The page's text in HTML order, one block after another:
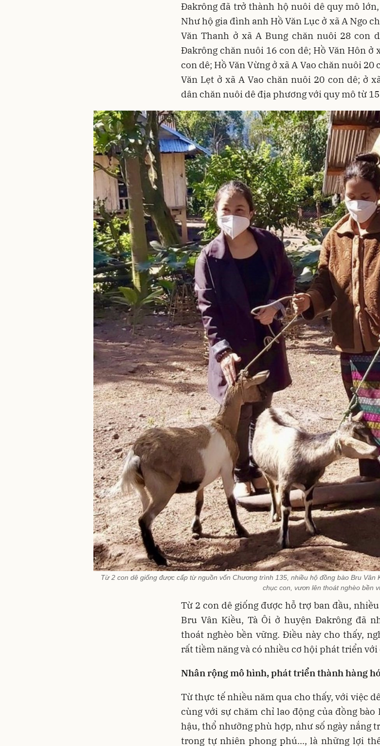
Đakrông đã trở thành hộ nuôi dê quy mô
Như hộ gia đình anh Hồ Văn Lục ở xã A Ngo
Văn Thanh ở xã A Bung chăn nuôi 28 con
Đakrông chăn nuôi 16 con dê; Hồ Văn Hôn ở
con dê; Hồ Văn Vừng ở xã A Vao chăn nuôi 20
Văn Lẹt ở xã A Vao chăn nuôi 20 con dê; ở
dân chăn nuôi dê địa phương với quy mô từ
Từ 2 con dê giống được cấp từ nguồn vốn Chương trình 135, nhiều hộ đồng bào Bru
chục con, vươn lên thoát nghèo bền
Từ 2 con dê giống được hỗ trợ ban đầu,
Bru Vân Kiều, Tà Ôi ở huyện Đakrông đã
thoát nghèo bền vững. Điều này cho thấy,
rất tiềm năng và có nhiều cơ hội phát triển
Nhân rộng mô hình, phát triển thành hàng
Từ thực tế nhiều năm qua cho thấy, với việc
cùng với sự chăm chỉ lao động của đồng bào
hậu, thổ nhưỡng phù hợp, như số ngày nắng
trong tự nhiên phong phú..., là những lợi